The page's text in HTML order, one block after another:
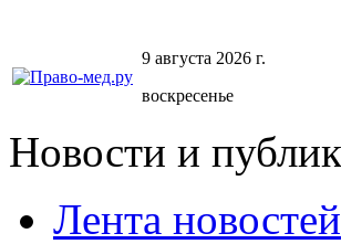
9 августа 2026 г.
воскресенье
Новости и
Лента новостей